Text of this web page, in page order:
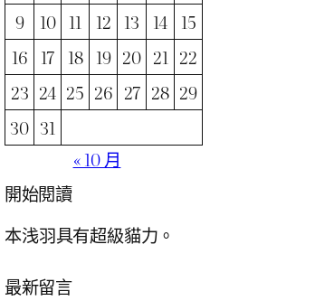
9
10 11 12 13 14 15
16 17 18 19 20 21 22
23 24 25 26 27 28 29
30 31
« 10 月
開始閱讀
本浅羽具有超級貓力。
最新留言